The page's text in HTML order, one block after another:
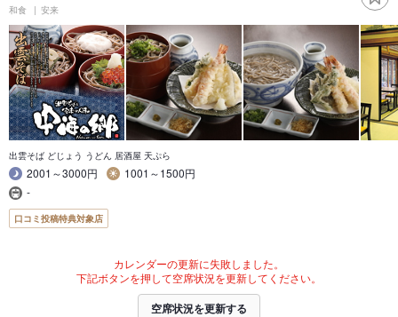
和食 安来
出雲そば どじょう うどん 居酒屋 天ぷら
2001～3000円
1001～1500円
-
口コミ投稿特典対象店
カレンダーの更新に失敗しました。
下記ボタンを押して空席状況を更新してください。
空席状況を更新する